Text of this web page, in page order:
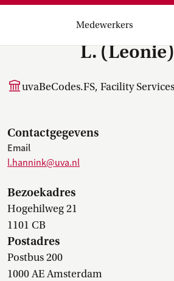
Medewerkers
L.
uvaBeCodes.FS, Facility Services
Contactgegevens
Email
l.hannink@uva.nl
Bezoekadres
Hogehilweg 21
1101 CB
Postadres
Postbus 200
1000 AE Amsterdam